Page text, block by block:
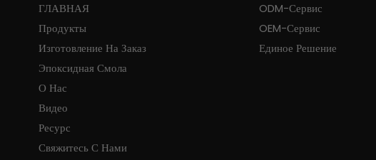
ГЛАВНАЯ
Продукты
Изготовление На Заказ
Эпоксидная Смола
О Нас
Видео
Ресурс
Свяжитесь С Нами
ODM-Сервис
OEM-Сервис
Единое Решение